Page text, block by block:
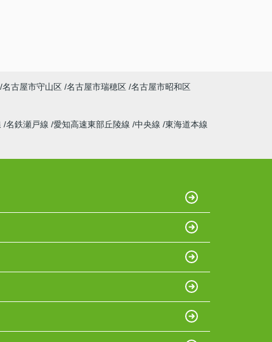
名古屋市守山区 名古屋市瑞穂区 名古屋市昭和区
名鉄瀬戸線 愛知高速東部丘陵線 中央線 東海道本線